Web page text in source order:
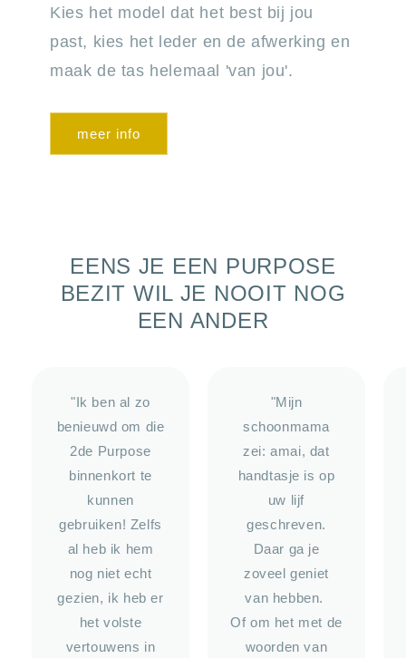
Kies het model dat het best bij jou
past, kies het leder en de afwerking en
maak de tas helemaal 'van jou'.
meer info
EENS JE EEN PURPOSE
BEZIT WIL JE NOOIT NOG
EEN ANDER
"Ik ben al zo
benieuwd om die
2de Purpose
binnenkort te
kunnen
gebruiken! Zelfs
al heb ik hem
nog niet echt
gezien, ik heb er
het volste
vertouwens in
"Mijn
schoonmama
zei: amai, dat
handtasje is op
uw lijf
geschreven.
Daar ga je
zoveel geniet
van hebben.
Of om het met de
woorden van